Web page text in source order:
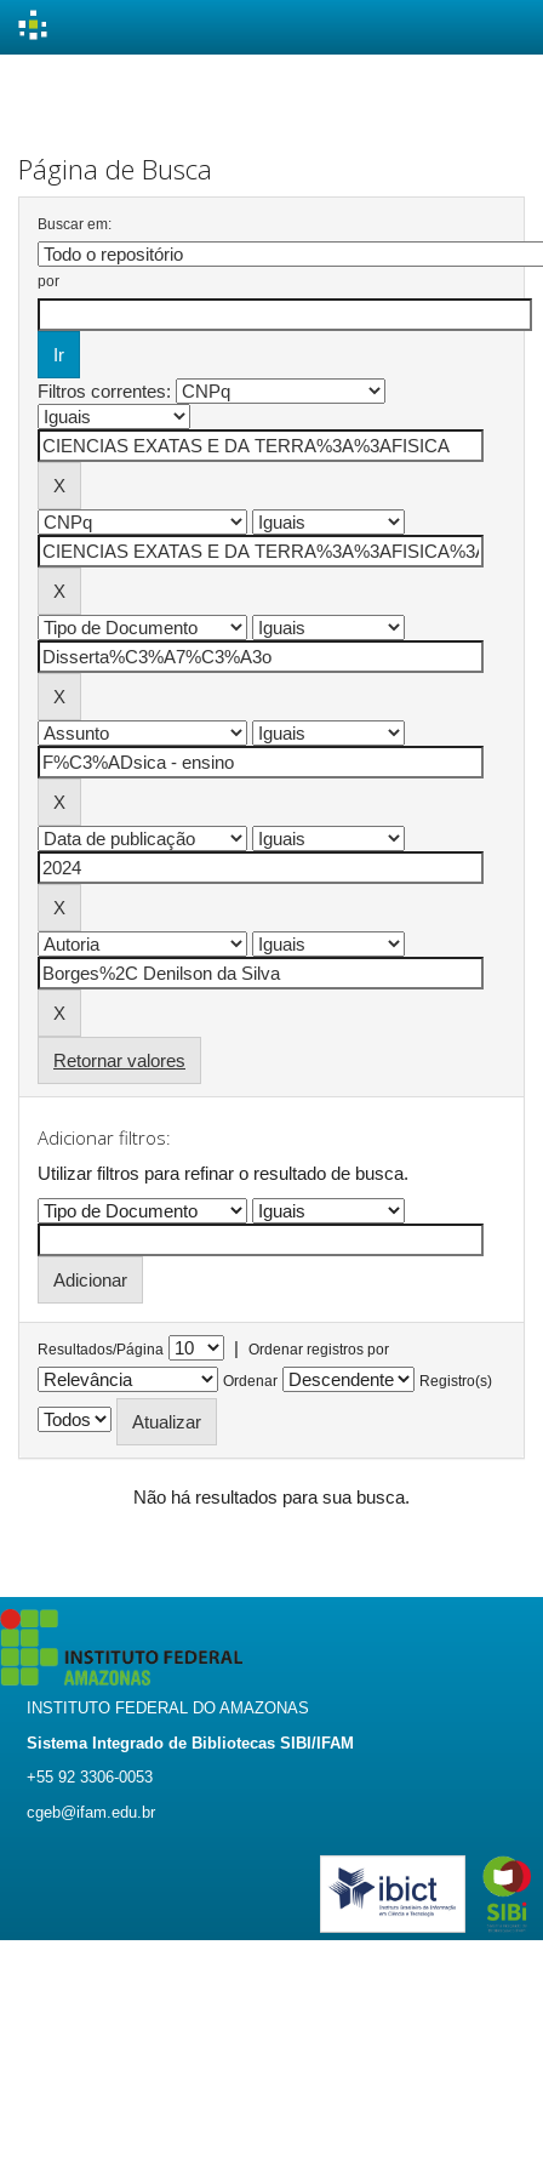
Página de Busca
Buscar em:
por
Filtros correntes:
Retornar valores
Adicionar filtros:
Utilizar filtros para refinar o resultado de busca.
Resultados/Página |
Ordenar registros por
Ordenar
Registro(s)
Não há resultados para sua busca.
INSTITUTO FEDERAL DO AMAZONAS
Sistema Integrado de Bibliotecas SIBI/IFAM
+55 92 3306-0053
cgeb@ifam.edu.br